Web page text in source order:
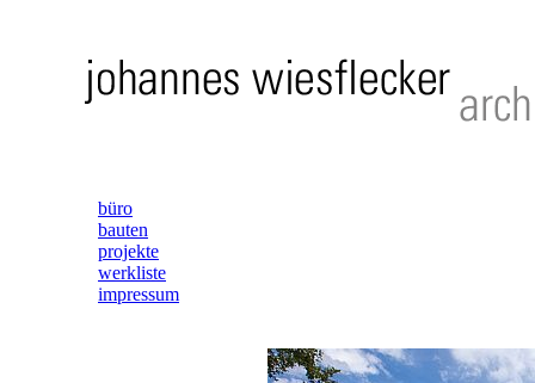
büro
bauten
projekte
werkliste
impressum